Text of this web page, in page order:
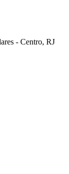
- Centro, RJ